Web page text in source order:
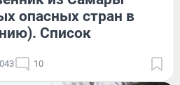
опасных стран в
Список
10